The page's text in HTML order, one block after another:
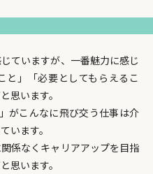
ていますが、一番魅力に感じ
と」「必要としてもらえるこ
思います。
がこんなに飛び交う仕事は介
います。
係なくキャリアアップを目指
思います。